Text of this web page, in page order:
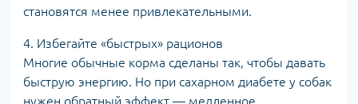
становятся менее привлекательными.
4. Избегайте «быстрых» рационов
Многие обычные корма сделаны так, чтобы давать
быструю энергию. Но при сахарном диабете у собак
нужен обратный эффект — медленное,